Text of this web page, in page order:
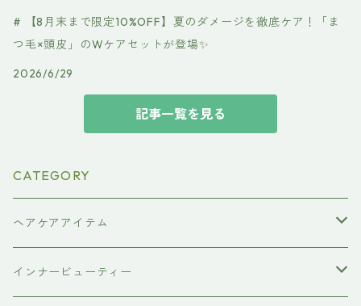
# 【8月末まで限定10%OFF】夏のダメージを徹底ケア！「ま
つ毛×頭皮」のWケアセットが登場✨
2026/6/29
記事一覧を見る
CATEGORY
ヘアケアアイテム
シャンプー
インナービューティー